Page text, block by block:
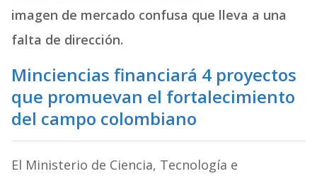
imagen de mercado confusa que lleva a una
falta de dirección.
Minciencias financiará 4 proyectos
que promuevan el fortalecimiento
del campo colombiano
El Ministerio de Ciencia, Tecnología e